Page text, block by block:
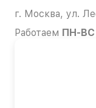
г. Москва, ул.
Работаем ПН-ВС